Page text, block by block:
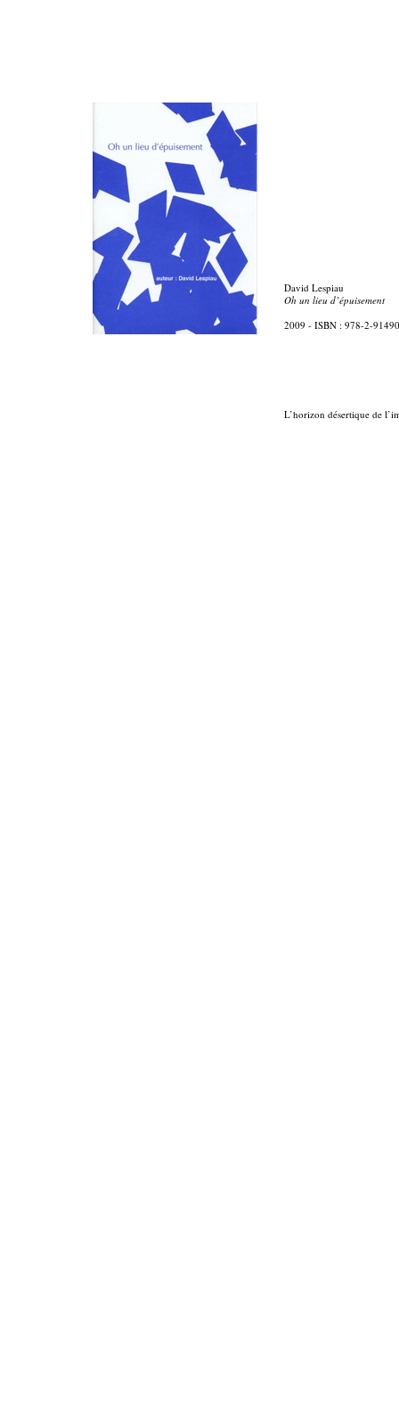
David Lespiau
Oh un lieu d’épuisement
2009 - ISBN : 978-2-
L’horizon désertique de